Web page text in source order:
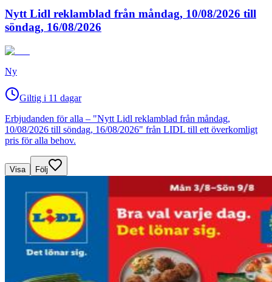
Nytt Lidl reklamblad från måndag, 10/08/2026 till
söndag, 16/08/2026
Ny
Giltig i 11 dagar
Erbjudanden för alla – "Nytt Lidl reklamblad från måndag,
10/08/2026 till söndag, 16/08/2026" från LIDL till ett överkomligt
pris för alla behov.
Visa Följ